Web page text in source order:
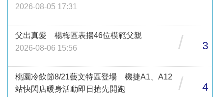
2026-08-05 17:31
父出真愛 楊梅區表揚46位模範父親
2026-08-06 15:56
/ 3
桃園冷飲節8/21藝文特區登場 機捷A1、A12
站快閃店暖身活動即日搶先開跑
/ 4